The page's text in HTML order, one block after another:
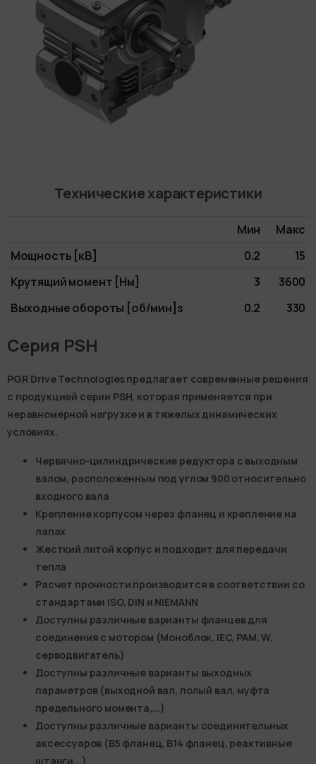
Технические характеристики
Мин
Макс
Мощность [кВ]
0.2
15
Крутящий момент [Нм]
3
3600
Выходные обороты [об/мин]s
0.2 330
Серия PSH
PGR Drive Technologies предлагает современные решения
с продукцией серии PSH, которая применяется при
неравномерной нагрузке и в тяжелых динамических
условиях.
Червячно-цилиндрические редуктора с выходным
валом, расположенным под углом 900 относительно
входного вала
Крепление корпусом через фланец и крепление на
лапах
Жесткий литой корпус и подходит для передачи
тепла
Расчет прочности производится в соответствии со
стандартами ISO, DIN и NIEMANN
Доступны различные варианты фланцев для
соединения с мотором (Моноблок, IEC, PAM, W,
серводвигатель)
Доступны различные варианты выходных
параметров (выходной вал, полый вал, муфта
предельного момента,...)
Доступны различные варианты соединительных
аксессуаров (В5 фланец, В14 фланец, реактивные
штанги,..)